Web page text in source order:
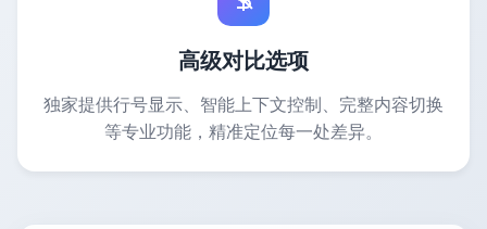
高级对比选项
独家提供行号显示、智能上下文控制、完整内容切换
等专业功能，精准定位每一处差异。